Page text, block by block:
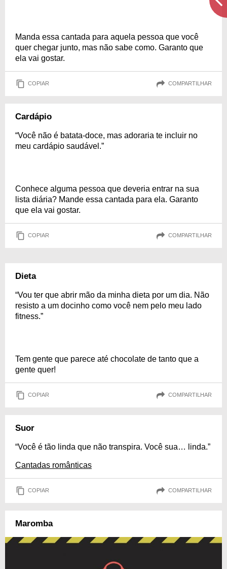
Manda essa cantada para aquela pessoa que você
quer chegar junto, mas não sabe como. Garanto que
ela vai gostar.
COPIAR COMPARTILHAR
Cardápio
“Você não é batata-doce, mas adoraria te incluir no
meu cardápio saudável.”
Conhece alguma pessoa que deveria entrar na sua
lista diária? Mande essa cantada para ela. Garanto
que ela vai gostar.
COPIAR COMPARTILHAR
Dieta
“Vou ter que abrir mão da minha dieta por um dia. Não
resisto a um docinho como você nem pelo meu lado
fitness.”
Tem gente que parece até chocolate de tanto que a
gente quer!
COPIAR COMPARTILHAR
Suor
“Você é tão linda que não transpira. Você sua… linda.”
Cantadas românticas
COPIAR COMPARTILHAR
Maromba